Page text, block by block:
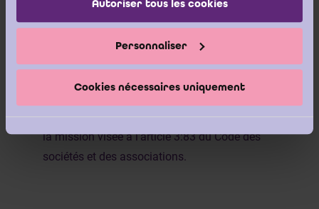
Autoriser tous les cookies
Personnaliser
Cookies nécessaires uniquement
travailleurs qu’un réviseur d’entreprises doit être
la mission visée à l’article 3:83 du Code des
sociétés et des associations.